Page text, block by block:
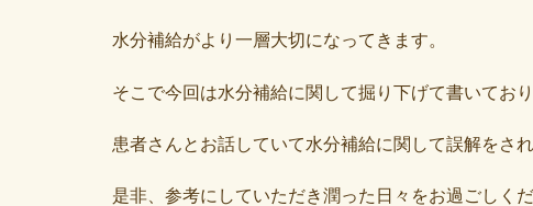
水分補給がより一層大切になってきます。
そこで今回は水分補給に関して掘り下げて書いており
患者さんとお話していて水分補給に関して誤解をさ
是非、参考にしていただき潤った日々をお過ごしくだ